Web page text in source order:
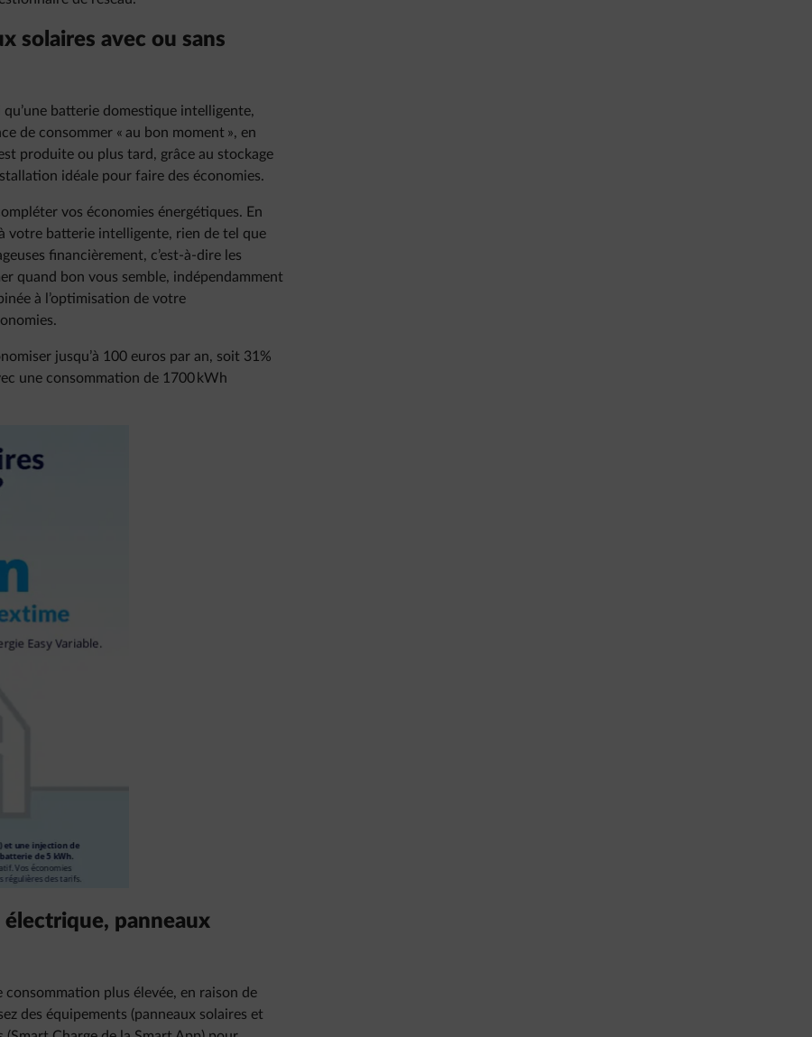
solaires avec ou sans
batterie domestique intelligente,
de consommer « au bon moment », en
produite ou plus tard, grâce au stockage
idéale pour faire des économies.
vos économies énergétiques. En
votre batterie intelligente, rien de tel que
financièrement, c’est-à-dire les
quand bon vous semble, indépendamment
à l’optimisation de votre
jusqu’à 100 euros par an, soit 31%
une consommation de 1700 kWh
électrique, panneaux
consommation plus élevée, en raison de
des équipements (panneaux solaires et